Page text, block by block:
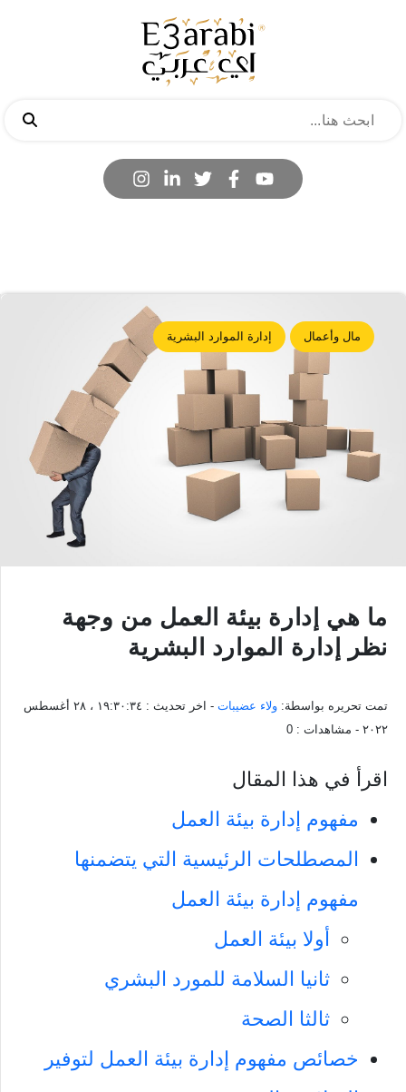
مال وأعمال إدارة الموارد البشرية
ما هي إدارة بيئة العمل من وجهة
نظر إدارة الموارد البشرية
تمت تحريره بواسطة: ولاء عضيبات - اخر تحديث :
١٩:٣٠:٣٤ ، ٢٨ أغسطس
٢٠٢٢ - مشاهدات : 0
اقرأ في هذا المقال
مفهوم إدارة بيئة العمل
المصطلحات الرئيسية التي يتضمنها
مفهوم إدارة بيئة العمل
أولا بيئة العمل
ثانيا السلامة للمورد البشري
ثالثا الصحة
خصائص مفهوم إدارة بيئة العمل لتوفير